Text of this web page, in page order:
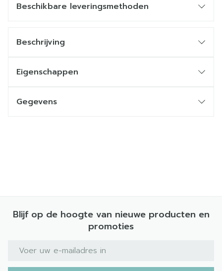
Beschikbare leveringsmethoden
Beschrijving
Eigenschappen
Gegevens
Blijf op de hoogte van nieuwe producten en
promoties
E-mail adres